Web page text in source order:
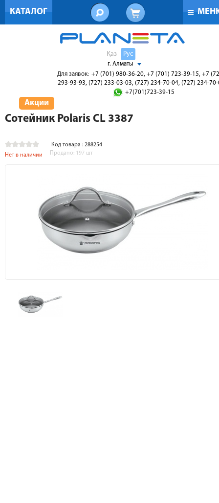
КАТАЛОГ
Қаз Рус
г. Алматы
Для заявок: +7 (701) 980-36-20, +7 (701) 723-39-15, +7
293-93-93, (727) 233-03-03, (727) 234-70-04, (727) 234-
+7(701)723-39-15
Акции
Сотейник Polaris CL 3387
Код товара : 288254
Нет в наличии
Продано: 197 шт